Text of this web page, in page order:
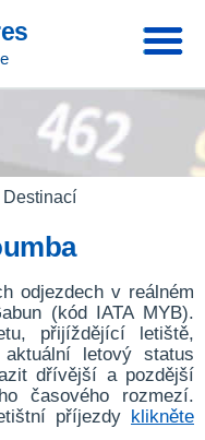
Destinací
odjezdech v reálném
(kód IATA MYB).
přijíždějící letiště,
letový status
dřívější a pozdější
časového rozmezí.
příjezdy klikněte